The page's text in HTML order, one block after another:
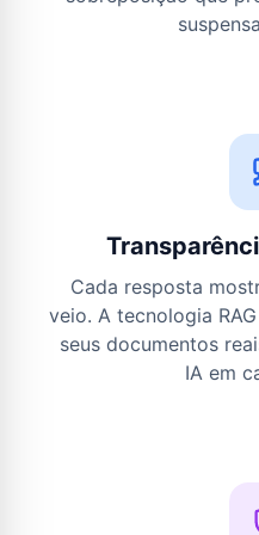
Cada resposta
veio. A tecnologia
seus documentos
IA em